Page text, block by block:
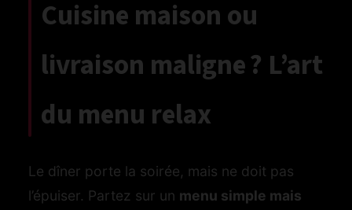
Cuisine maison ou
livraison maligne ? L’art
du menu relax
Le dîner porte la soirée, mais ne doit pas
l’épuiser. Partez sur un menu simple mais